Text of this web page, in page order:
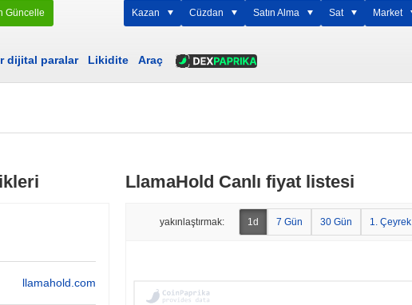
Güncelle Kazan Cüzdan Satın Alma Sat Market
dijital paralar Likidite Araç
llamahold.com
LlamaHold Canlı fiyat listesi
yakınlaştırmak: 1d 7 Gün 30 Gün 1. Çeyrek